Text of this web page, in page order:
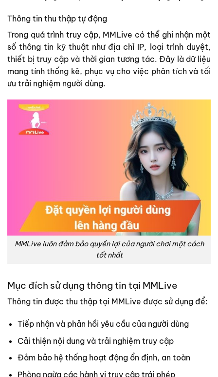
Thông tin thu thập tự động
Trong quá trình truy cập, MMLive có thể ghi nhận một
số thông tin kỹ thuật như địa chỉ IP, loại trình duyệt,
thiết bị truy cập và thời gian tương tác. Đây là dữ liệu
mang tính thống kê, phục vụ cho việc phân tích và tối
ưu trải nghiệm người dùng.
MMLive luôn đảm bảo quyền lợi của người chơi một cách
tốt nhất
Mục đích sử dụng thông tin tại MMLive
Thông tin được thu thập tại MMLive được sử dụng để:
Tiếp nhận và phản hồi yêu cầu của người dùng
Cải thiện nội dung và trải nghiệm truy cập
Đảm bảo hệ thống hoạt động ổn định, an toàn
Phòng ngừa các hành vi truy cập trái phép